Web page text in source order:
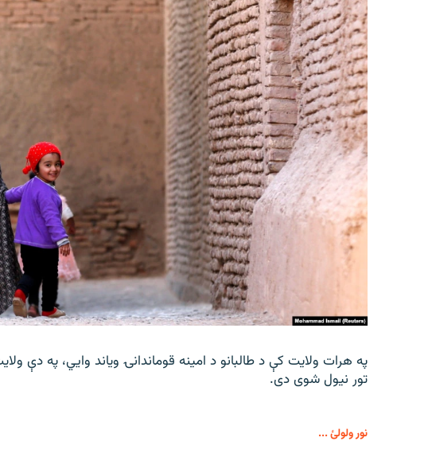
په هرات ولایت کې د طالبانو د امینه قوماندانۍ ویاند وايي، په
تور نیول شوی دی.
نور ولولئ ...